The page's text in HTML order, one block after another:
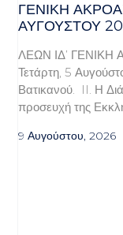
ΓΕΝΙΚΉ
ΑΥΓΟΎΣΤΟΥ
ΛΕΩΝ ΙΔ’ ΓΕΝΙΚΗ
Τετάρτη, 5
Βατικανού. II. Η
προσευχή της
9 Αυγούστου, 2026